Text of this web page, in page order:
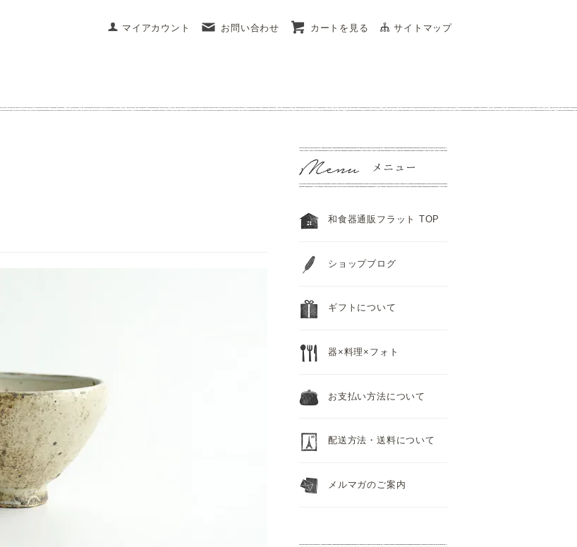
マイアカウント お問い合わせ カートを見る サイトマップ
和食器通販フラット TOP
ショップブログ
ギフトについて
器×料理×フォト
お支払い方法について
配送方法・送料について
メルマガのご案内